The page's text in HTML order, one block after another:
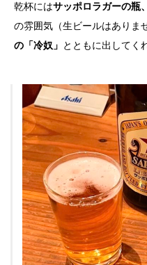
乾杯にはサッポロラガーの瓶
の雰囲気（生ビールはありま
の「冷奴」 とともに出してく